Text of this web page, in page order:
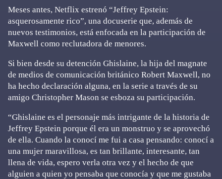
Meses antes, Netflix estrenó “Jeffrey Epstein:
asquerosamente rico”, una docuserie que, además de
nuevos testimonios, está enfocada en la participación de
Maxwell como reclutadora de menores.
Si bien desde su detención Ghislaine, la hija del magnate
de medios de comunicación británico Robert Maxwell, no
ha hecho declaración alguna, en la serie a través de su
amigo Christopher Mason se esboza su participación.
“Ghislaine es el personaje más intrigante de la historia de
Jeffrey Epstein porque él era un monstruo y se aprovechó
de ella. Cuando la conocí me fui a casa pensando: conocí a
una mujer maravillosa, es tan brillante, interesante, tan
llena de vida, espero verla otra vez y el hecho de que
alguien a quien yo pensaba que conocía y que me gustaba